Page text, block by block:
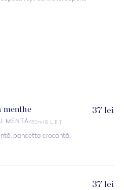
menthe
MENTĂ450ml G L D Ț
pancetta crocantă,
37 lei
37 lei